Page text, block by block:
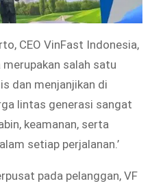
CEO VinFast Indonesia,
salah satu
dan menjanjikan di
lintas generasi sangat
keamanan, serta
setiap perjalanan.’
pada pelanggan, VF